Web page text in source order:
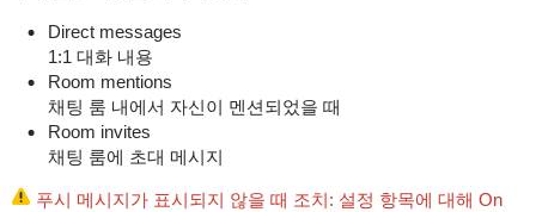
Direct messages
1:1 대화 내용
Room mentions
채팅 룸 내에서 자신이 멘션되었을 때
Room invites
채팅 룸에 초대 메시지
푸시 메시지가 표시되지 않을 때 조치: 설정 항목에 대해 On